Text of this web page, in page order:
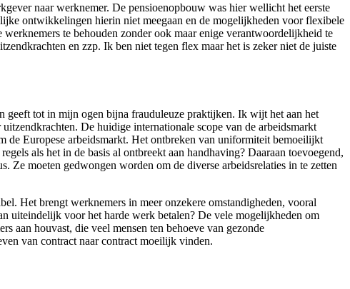
naar werknemer. De pensioenopbouw was hier wellicht het eerste
ontwikkelingen hierin niet meegaan en de mogelijkheden voor flexibele
te behouden zonder ook maar enige verantwoordelijkheid te
en zzp. Ik ben niet tegen flex maar het is zeker niet de juiste
geeft tot in mijn ogen bijna frauduleuze praktijken. Ik wijt het aan het
De huidige internationale scope van de arbeidsmarkt
de Europese arbeidsmarkt. Het ontbreken van uniformiteit bemoeilijkt
als het in de basis al ontbreekt aan handhaving? Daaraan toevoegend,
Ze moeten gedwongen worden om de diverse arbeidsrelaties in te zetten
Het brengt werknemers in meer onzekere omstandigheden, vooral
uiteindelijk voor het harde werk betalen? De vele mogelijkheden om
aan houvast, die veel mensen ten behoeve van gezonde
van contract naar contract moeilijk vinden.